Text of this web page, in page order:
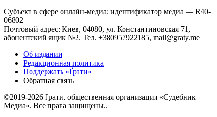
Субъект в сфере онлайн-медиа; идентификатор медиа — R40-
06802
Почтовый адрес: Киев, 04080, ул. Константиновская 71,
абонентский ящик №2. Тел. +380957922185, mail@graty.me
Об издании
Редакционная политика
Поддержать «Ґрати»
Обратная связь
©2019-2026 Ґрати, общественная организация «Судебник
Медиа». Все права защищены..